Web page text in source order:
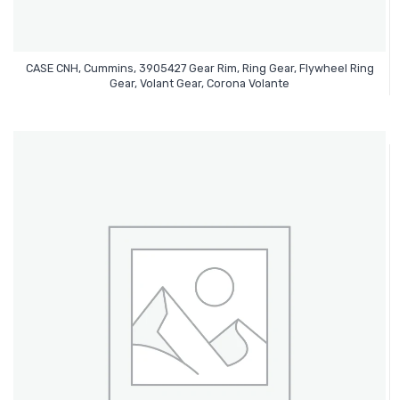
CASE CNH, Cummins, 3905427 Gear Rim, Ring Gear, Flywheel Ring
Gear, Volant Gear, Corona Volante
Leer Más